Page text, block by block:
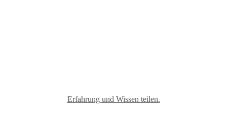
Erfahrung und Wissen teilen.